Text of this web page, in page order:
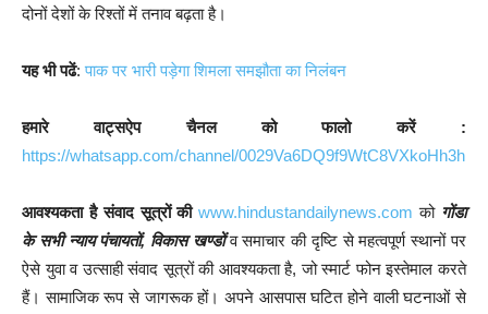
दोनों देशों के रिश्तों में तनाव बढ़ता है।
यह भी पढें:पाक पर भारी पड़ेगा शिमला समझौता का निलंबन
हमारे वाट्सऐप चैनल को फालो करें :
https://whatsapp.com/channel/0029Va6DQ9f9WtC8VXkoHh3h
आवश्यकता है संवाद सूत्रों की www.hindustandailynews.com को गोंडा
के सभी न्याय पंचायतों, विकास खण्डों व समाचार की दृष्टि से महत्वपूर्ण स्थानों पर
ऐसे युवा व उत्साही संवाद सूत्रों की आवश्यकता है, जो स्मार्ट फोन इस्तेमाल करते
हैं। सामाजिक रूप से जागरूक हों। अपने आसपास घटित होने वाली घटनाओं से